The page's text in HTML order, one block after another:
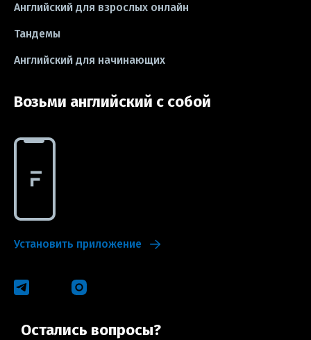
Английский для взрослых онлайн
Тандемы
Английский для начинающих
Возьми английский с собой
Установить приложение
Остались вопросы?